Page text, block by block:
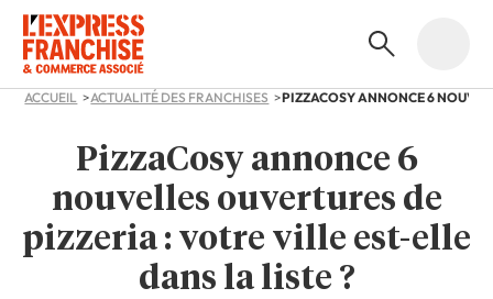
ACCUEIL ACTUALITÉ DES FRANCHISES
PizzaCosy annonce 6
nouvelles ouvertures de
pizzeria : votre ville est-elle
dans la liste ?